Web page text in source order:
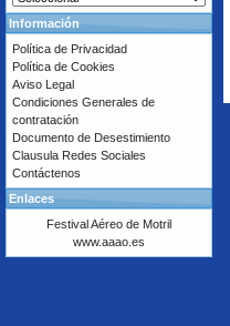
Información
Política de Privacidad
Política de Cookies
Aviso Legal
Condiciones Generales de
contratación
Documento de Desestimiento
Clausula Redes Sociales
Contáctenos
Enlaces
Festival Aéreo de Motril
www.aaao.es